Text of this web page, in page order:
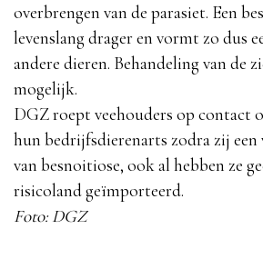
overbrengen van de parasiet. Een
levenslang drager en vormt zo dus
andere dieren. Behandeling van de
mogelijk.
DGZ roept veehouders op contact
hun bedrijfsdierenarts zodra zij een
van besnoitiose, ook al hebben ze
risicoland geïmporteerd.
Foto: DGZ